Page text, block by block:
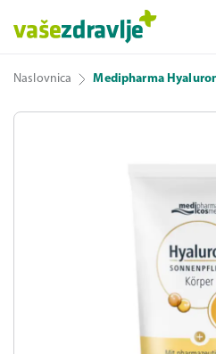
Naslovnica Medipharma